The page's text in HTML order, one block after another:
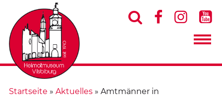
   
Startseite » Aktuelles» Amtmänner in